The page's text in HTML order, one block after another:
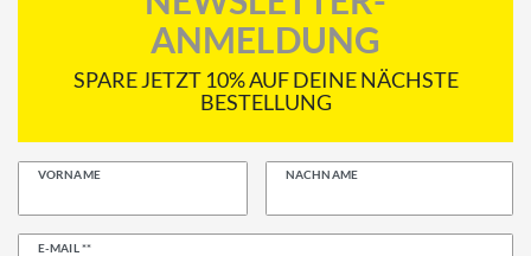
ANMELDUNG
SPARE JETZT 10% AUF DEINE NÄCHSTE
BESTELLUNG
VORNAME NACHNAME
E-MAIL **
Newsletter